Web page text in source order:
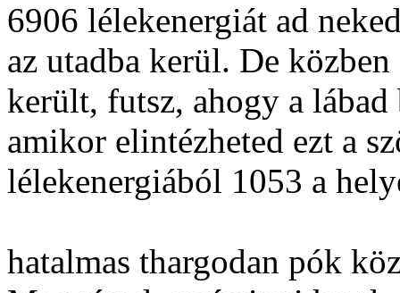
6906 lélekenergiát ad
az utadba kerül. De
került, futsz, ahogy a
amikor elintézheted ezt a
lélekenergiából 1053 a
hatalmas thargodan pók